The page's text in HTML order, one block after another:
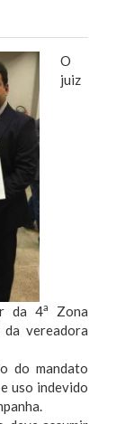
O
juiz
da 4a
Zona
vereadora
do mandato
uso indevido